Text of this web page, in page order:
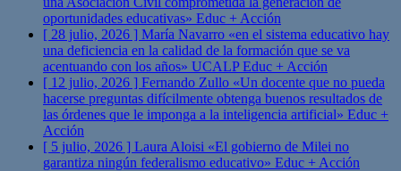
oportunidades educativas» Educ + Acción
[ 28 julio, 2026 ] María Navarro «en el sistema educativo hay
una deficiencia en la calidad de la formación que se va
acentuando con los años» UCALPEduc + Acción
[ 12 julio, 2026 ] Fernando Zullo «Un docente que no pueda
hacerse preguntas difícilmente obtenga buenos resultados de
las órdenes que le imponga a la inteligencia artificial» Educ +
Acción
[ 5 julio, 2026 ] Laura Aloisi «El gobierno de Milei no
garantiza ningún federalismo educativo» Educ + Acción